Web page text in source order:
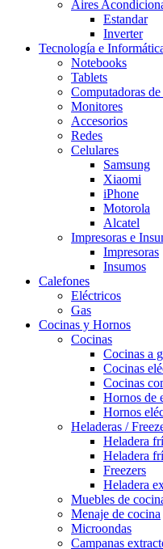
Aires
Estandar
Inverter
Tecnología e
Notebooks
Tablets
Computadoras
Monitores
Accesorios
Redes
Celulares
Samsung
Xiaomi
iPhone
Motorola
Alcatel
Impresoras e
Impresoras
Insumos
Calefones
Eléctricos
Gas
Cocinas y Hornos
Cocinas
Cocinas a
Cocinas
Cocinas
Hornos de
Hornos
Heladeras /
Heladera
Heladera
Freezers
Heladera
Muebles de
Menaje de cocina
Microondas
Campanas